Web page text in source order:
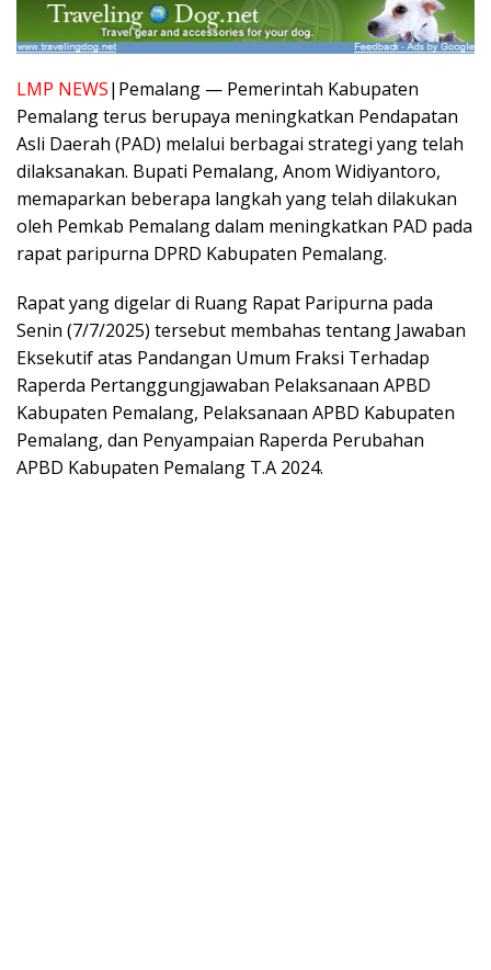
LMP NEWS|Pemalang — Pemerintah Kabupaten
Pemalang terus berupaya meningkatkan Pendapatan
Asli Daerah (PAD) melalui berbagai strategi yang telah
dilaksanakan. Bupati Pemalang, Anom Widiyantoro,
memaparkan beberapa langkah yang telah dilakukan
oleh Pemkab Pemalang dalam meningkatkan PAD pada
rapat paripurna DPRD Kabupaten Pemalang.
Rapat yang digelar di Ruang Rapat Paripurna pada
Senin (7/7/2025) tersebut membahas tentang Jawaban
Eksekutif atas Pandangan Umum Fraksi Terhadap
Raperda Pertanggungjawaban Pelaksanaan APBD
Kabupaten Pemalang, Pelaksanaan APBD Kabupaten
Pemalang, dan Penyampaian Raperda Perubahan
APBD Kabupaten Pemalang T.A 2024.